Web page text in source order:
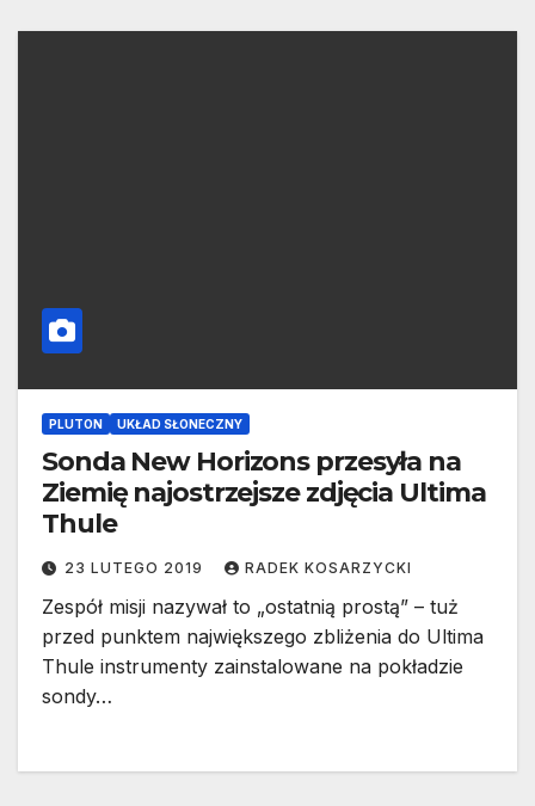
PLUTON UKŁAD SŁONECZNY
Sonda New Horizons przesyła na
Ziemię najostrzejsze zdjęcia Ultima
Thule
23 LUTEGO 2019 RADEK KOSARZYCKI
Zespół misji nazywał to „ostatnią prostą” – tuż
przed punktem największego zbliżenia do Ultima
Thule instrumenty zainstalowane na pokładzie
sondy…